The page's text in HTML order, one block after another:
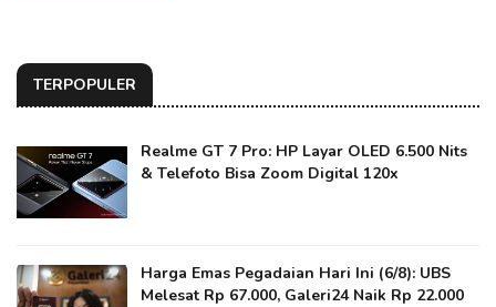
TERPOPULER
Realme GT 7 Pro: HP Layar OLED 6.500 Nits
& Telefoto Bisa Zoom Digital 120x
Harga Emas Pegadaian Hari Ini (6/8): UBS
Melesat Rp 67.000, Galeri24 Naik Rp 22.000